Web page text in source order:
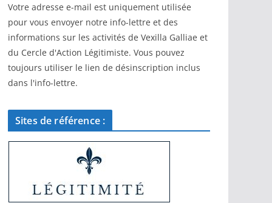
Votre adresse e-mail est uniquement utilisée
pour vous envoyer notre info-lettre et des
informations sur les activités de Vexilla Galliae et
du Cercle d'Action Légitimiste. Vous pouvez
toujours utiliser le lien de désinscription inclus
dans l'info-lettre.
Sites de référence :